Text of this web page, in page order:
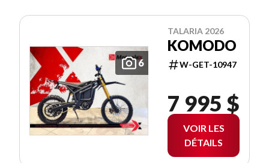
6
TALARIA 2026
KOMODO
W-GET-10947
7 995 $
VOIR LES
DÉTAILS